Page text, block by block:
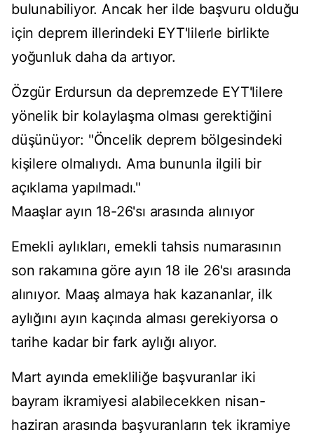
bulunabiliyor. Ancak her ilde başvuru olduğu
için deprem illerindeki EYT'lilerle birlikte
yoğunluk daha da artıyor.
Özgür Erdursun da depremzede EYT'lilere
yönelik bir kolaylaşma olması gerektiğini
düşünüyor: "Öncelik deprem bölgesindeki
kişilere olmalıydı. Ama bununla ilgili bir
açıklama yapılmadı."
Maaşlar ayın 18-26'sı arasında alınıyor
Emekli aylıkları, emekli tahsis numarasının
son rakamına göre ayın 18 ile 26'sı arasında
alınıyor. Maaş almaya hak kazananlar, ilk
aylığını ayın kaçında alması gerekiyorsa o
tarihe kadar bir fark aylığı alıyor.
Mart ayında emekliliğe başvuranlar iki
bayram ikramiyesi alabilecekken nisan-
haziran arasında başvuranların tek ikramiye